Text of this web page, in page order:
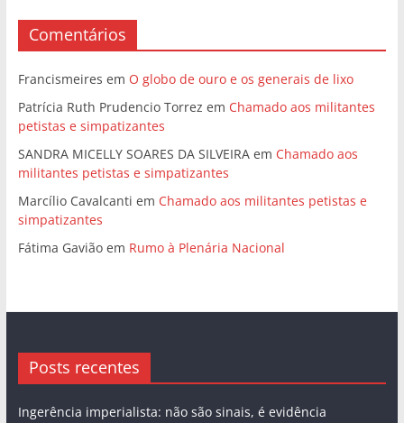
Comentários
Francismeires em O globo de ouro e os generais de lixo
Patrícia Ruth Prudencio Torrez em Chamado aos militantes
petistas e simpatizantes
SANDRA MICELLY SOARES DA SILVEIRAem Chamado aos
militantes petistas e simpatizantes
Marcílio Cavalcanti em Chamado aos militantes petistas e
simpatizantes
Fátima Gaviãoem Rumo à Plenária Nacional
Posts recentes
Ingerência imperialista: não são sinais, é evidência